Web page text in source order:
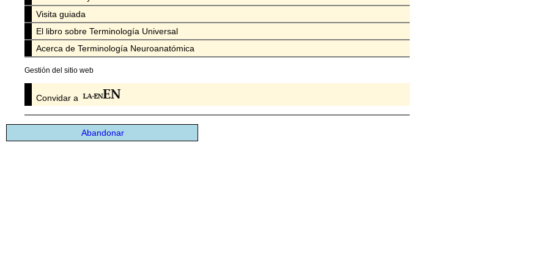
Visita guiada
El libro sobre Terminología Universal
Acerca de Terminología Neuroanatómica
Gestión del sitio web
Convidar a
Abandonar